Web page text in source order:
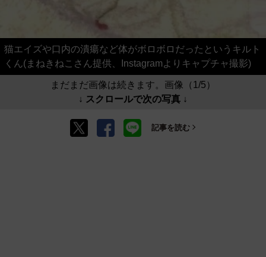
猫エイズや口内の潰瘍など体がボロボロだったというキルト
くん(まねきねこさん提供、Instagramよりキャプチャ撮影)
まだまだ画像は続きます。画像（1/5）
↓ スクロールで次の写真 ↓
記事を読む